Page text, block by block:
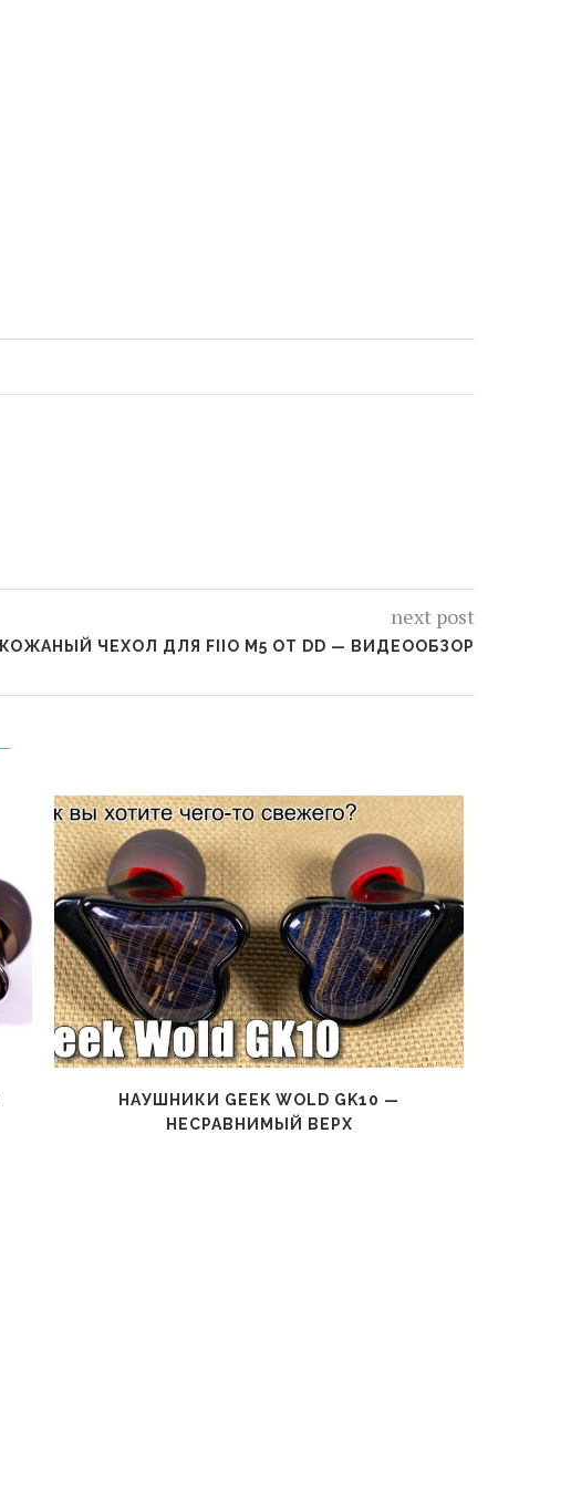
next post
КОЖАНЫЙ ЧЕХОЛ ДЛЯ FIIO M5 ОТ DD — ВИДЕООБЗОР
НАУШНИКИ GEEK WOLD GK10 —
НЕСРАВНИМЫЙ ВЕРХ